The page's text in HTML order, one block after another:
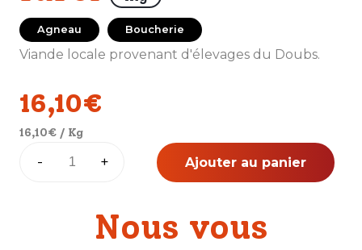
Agneau Boucherie
Viande locale provenant d'élevages du Doubs.
16,10€
16,10€ / Kg
- + Ajouter au panier
Nous vous